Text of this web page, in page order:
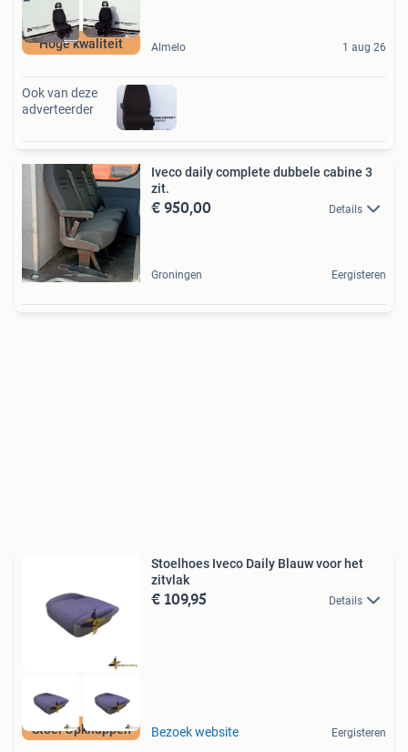
Hoge kwaliteit Almelo 1 aug 26
Ook van deze
adverteerder
Iveco daily complete dubbele cabine 3
zit.
€ 950,00 Details
Groningen Eergisteren
Stoel Opknappen
Stoelhoes Iveco Daily Blauw voor het
zitvlak
€ 109,95 Details
Bezoek website Eergisteren